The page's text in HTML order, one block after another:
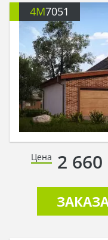
4M7051
Цена 2 660